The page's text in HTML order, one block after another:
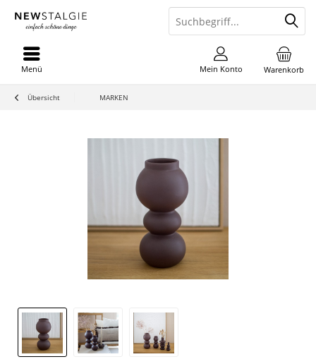
Warenkorb
Mein Konto
Menü
Übersicht MARKEN